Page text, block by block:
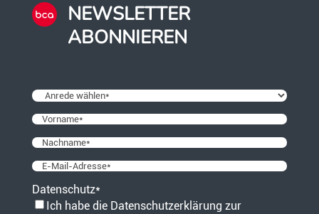
NEWSLETTER
ABONNIEREN
Anrede*
Vorname*
Nachname*
E-
Adresse*
Datenschutz*
Ich habe die Datenschutzerklärung zur